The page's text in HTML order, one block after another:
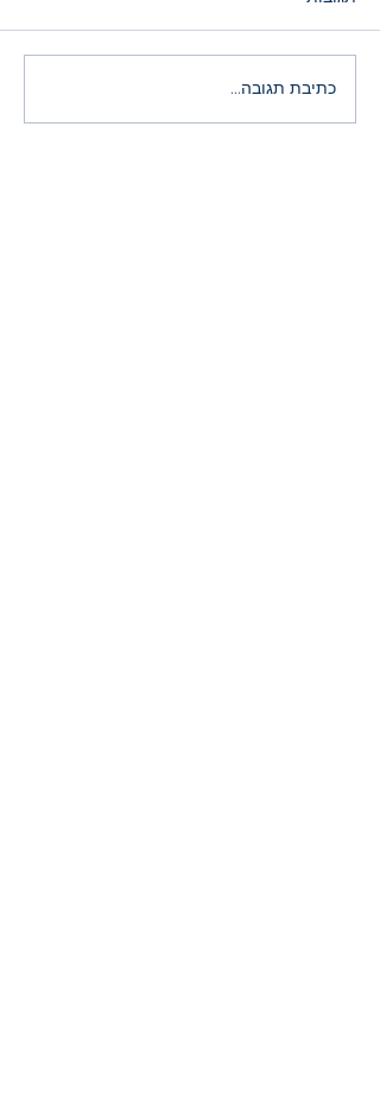
זמני או הזדמנות היסטורית?
כתיבת תגובה...